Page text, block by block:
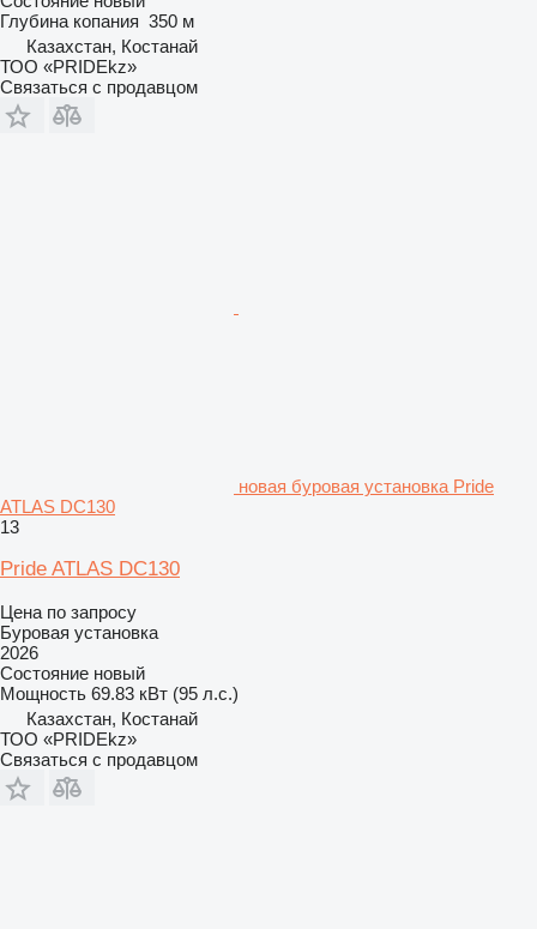
Глубина копания 350 м
Казахстан, Костанай
ТОО «PRIDEkz»
Связаться с продавцом
новая буровая установка Pride
ATLAS DC130
13
Pride ATLAS DC130
Цена по запросу
Буровая установка
2026
Состояние новый
Мощность 69.83 кВт (95 л.с.)
Казахстан, Костанай
ТОО «PRIDEkz»
Связаться с продавцом